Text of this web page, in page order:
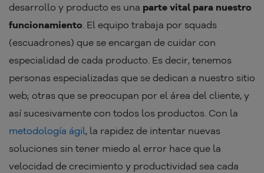
desarrollo y producto es una parte vital para nuestro
funcionamiento. El equipo trabaja por squads
(escuadrones) que se encargan de cuidar con
especialidad de cada producto. Es decir, tenemos
personas especializadas que se dedican a nuestro sitio
web; otras que se preocupan por el área del cliente, y
así sucesivamente con todos los productos. Con la
metodología ágil, la rapidez de intentar nuevas
soluciones sin tener miedo al error hace que la
velocidad de crecimiento y productividad sea cada